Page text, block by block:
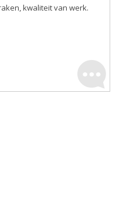
kwaliteit van werk.